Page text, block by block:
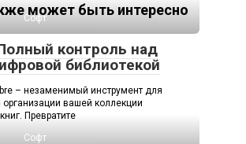
может быть интересно
Софт
контроль над
библиотекой
– незаменимый инструмент для
организации вашей коллекции
Превратите
Софт